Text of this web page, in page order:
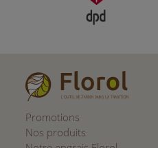
Promotions
Nos produits